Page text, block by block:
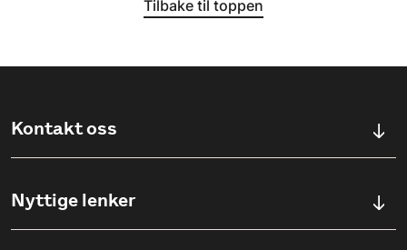
Tilbake til toppen
Kontakt oss
Ullevålsveien 76, 0454 OSLO
Nyttige lenker